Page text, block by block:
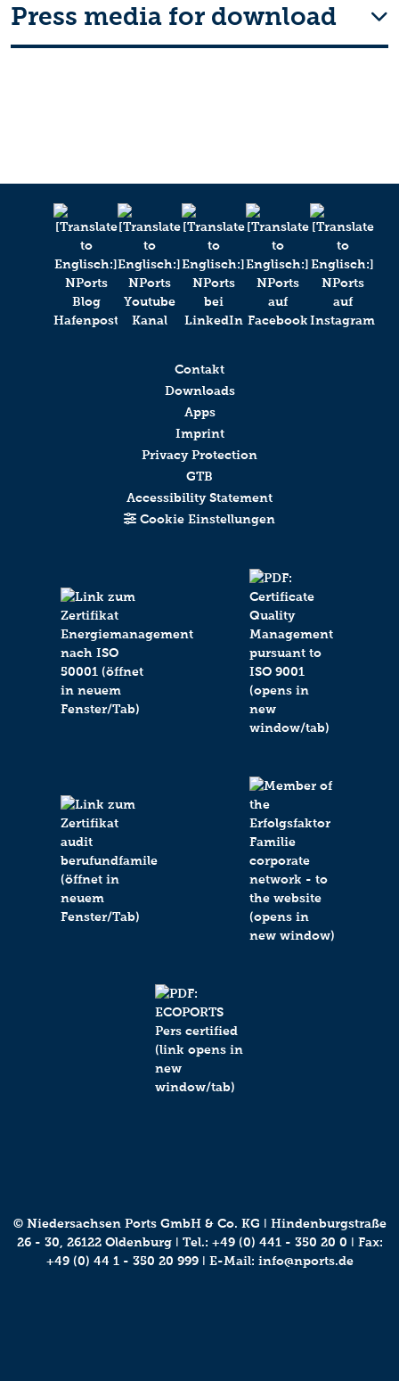
Press media for download
Contakt
Downloads
Apps
Imprint
Privacy Protection
GTB
Accessibility Statement
Cookie Einstellungen
© Niedersachsen Ports GmbH & Co. KG ǀ Hindenburgstraße
26 - 30, 26122 Oldenburg ǀ Tel.: +49 (0) 441 - 350 20 0 ǀ Fax:
+49 (0) 44 1 - 350 20 999 ǀ E-Mail: info@nports.de